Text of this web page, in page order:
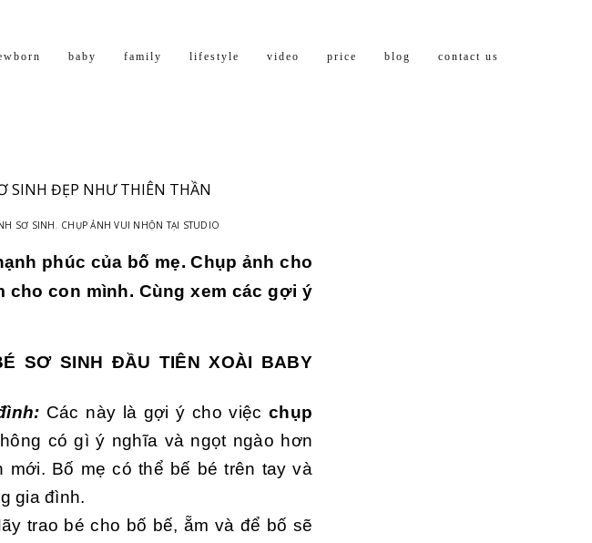
baby family lifestyle video price blog contact us
SINH ĐẸP NHƯ THIÊN THẦN
SƠ SINH , CHỤP ẢNH VUI NHỘN TẠI STUDIO
phúc của bố mẹ. Chụp ảnh cho
con mình. Cùng xem các gợi ý
SƠ SINH ĐẦU TIÊN XOÀI BABY
Các này là gợi ý cho việc chụp
có gì ý nghĩa và ngọt ngào hơn
mới. Bố mẹ có thể bế bé trên tay và
gia đình.
trao bé cho bố bế, ẵm và để bố sẽ